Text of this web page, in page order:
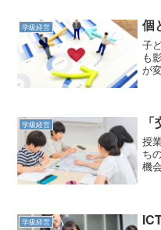
学級経営 個
子
も
が
学級経営
授
ち
機
学級経営